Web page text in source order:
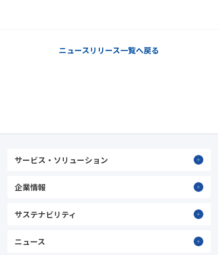
ニュースリリース一覧へ戻る
サービス・ソリューション
企業情報
サステナビリティ
ニュース